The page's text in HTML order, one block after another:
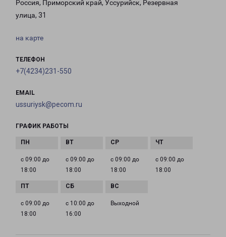
Россия, Приморский край, Уссурийск, Резервная
улица, 31
на карте
ТЕЛЕФОН
+7(4234)231-550
EMAIL
ussuriysk@pecom.ru
ГРАФИК РАБОТЫ
с 09:00 до
18:00
с 09:00 до
18:00
с 09:00 до
18:00
с 09:00 до
18:00
с 09:00 до
18:00
с 10:00 до
16:00
Выходной